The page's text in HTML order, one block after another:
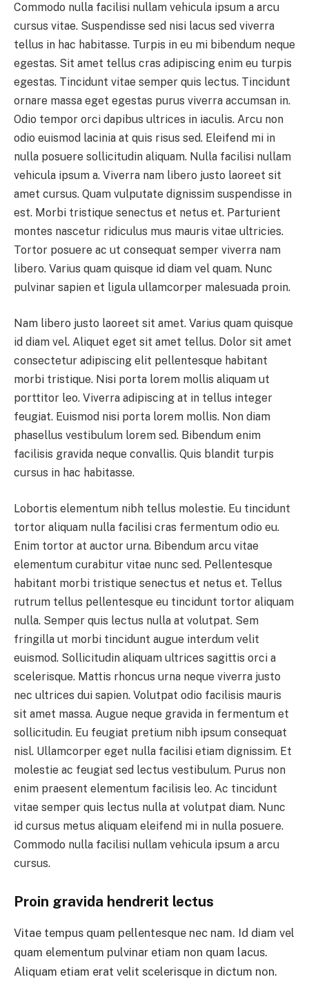
Commodo nulla facilisi nullam vehicula ipsum a arcu
cursus vitae. Suspendisse sed nisi lacus sed viverra
tellus in hac habitasse. Turpis in eu mi bibendum neque
egestas. Sit amet tellus cras adipiscing enim eu turpis
egestas. Tincidunt vitae semper quis lectus. Tincidunt
ornare massa eget egestas purus viverra accumsan in.
Odio tempor orci dapibus ultrices in iaculis. Arcu non
odio euismod lacinia at quis risus sed. Eleifend mi in
nulla posuere sollicitudin aliquam. Nulla facilisi nullam
vehicula ipsum a. Viverra nam libero justo laoreet sit
amet cursus. Quam vulputate dignissim suspendisse in
est. Morbi tristique senectus et netus et. Parturient
montes nascetur ridiculus mus mauris vitae ultricies.
Tortor posuere ac ut consequat semper viverra nam
libero. Varius quam quisque id diam vel quam. Nunc
pulvinar sapien et ligula ullamcorper malesuada proin.
Nam libero justo laoreet sit amet. Varius quam quisque
id diam vel. Aliquet eget sit amet tellus. Dolor sit amet
consectetur adipiscing elit pellentesque habitant
morbi tristique. Nisi porta lorem mollis aliquam ut
porttitor leo. Viverra adipiscing at in tellus integer
feugiat. Euismod nisi porta lorem mollis. Non diam
phasellus vestibulum lorem sed. Bibendum enim
facilisis gravida neque convallis. Quis blandit turpis
cursus in hac habitasse.
Lobortis elementum nibh tellus molestie. Eu tincidunt
tortor aliquam nulla facilisi cras fermentum odio eu.
Enim tortor at auctor urna. Bibendum arcu vitae
elementum curabitur vitae nunc sed. Pellentesque
habitant morbi tristique senectus et netus et. Tellus
rutrum tellus pellentesque eu tincidunt tortor aliquam
nulla. Semper quis lectus nulla at volutpat. Sem
fringilla ut morbi tincidunt augue interdum velit
euismod. Sollicitudin aliquam ultrices sagittis orci a
scelerisque. Mattis rhoncus urna neque viverra justo
nec ultrices dui sapien. Volutpat odio facilisis mauris
sit amet massa. Augue neque gravida in fermentum et
sollicitudin. Eu feugiat pretium nibh ipsum consequat
nisl. Ullamcorper eget nulla facilisi etiam dignissim. Et
molestie ac feugiat sed lectus vestibulum. Purus non
enim praesent elementum facilisis leo. Ac tincidunt
vitae semper quis lectus nulla at volutpat diam. Nunc
id cursus metus aliquam eleifend mi in nulla posuere.
Commodo nulla facilisi nullam vehicula ipsum a arcu
cursus.
Proin gravida hendrerit lectus
Vitae tempus quam pellentesque nec nam. Id diam vel
quam elementum pulvinar etiam non quam lacus.
Aliquam etiam erat velit scelerisque in dictum non.